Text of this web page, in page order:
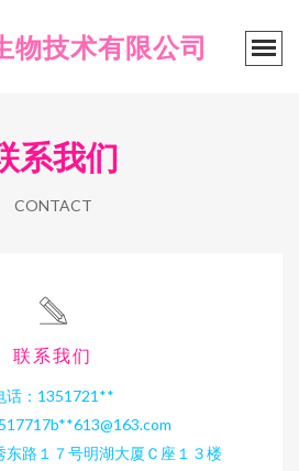
物技术有限公司
系我们
CONTACT
联系我们
话：1351721**
613@163.com
东路１７号明湖大厦Ｃ座１３楼